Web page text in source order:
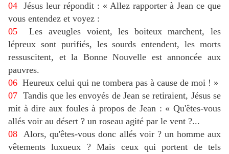
04 Jésus leur répondit : « Allez rapporter à Jean ce que
vous entendez et voyez :
05Les aveugles voient, les boiteux marchent, les
lépreux sont purifiés, les sourds entendent, les morts
ressuscitent, et la Bonne Nouvelle est annoncée aux
pauvres.
06 Heureux celui qui ne tombera pas à cause de moi ! »
07 Tandis que les envoyés de Jean se retiraient, Jésus se
mit à dire aux foules à propos de Jean : « Qu'êtes-vous
allés voir au désert ? un roseau agité par le vent ?...
08Alors, qu'êtes-vous donc allés voir ? un homme aux
vêtements luxueux ? Mais ceux qui portent de tels